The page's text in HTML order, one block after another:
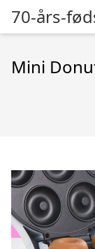
70-års-
Mini